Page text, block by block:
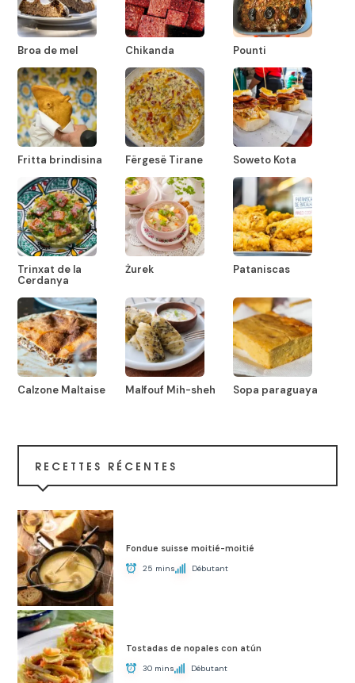
Broa de mel Chikanda Pounti
Fritta brindisina Fërgesë Tirane Soweto Kota
Trinxat de la
Cerdanya
Żurek Pataniscas
Calzone Maltaise Malfouf Mih-sheh Sopa paraguaya
RECETTES RÉCENTES
Fondue suisse moitié-moitié
25 mins Débutant
Tostadas de nopales con atún
30 mins Débutant